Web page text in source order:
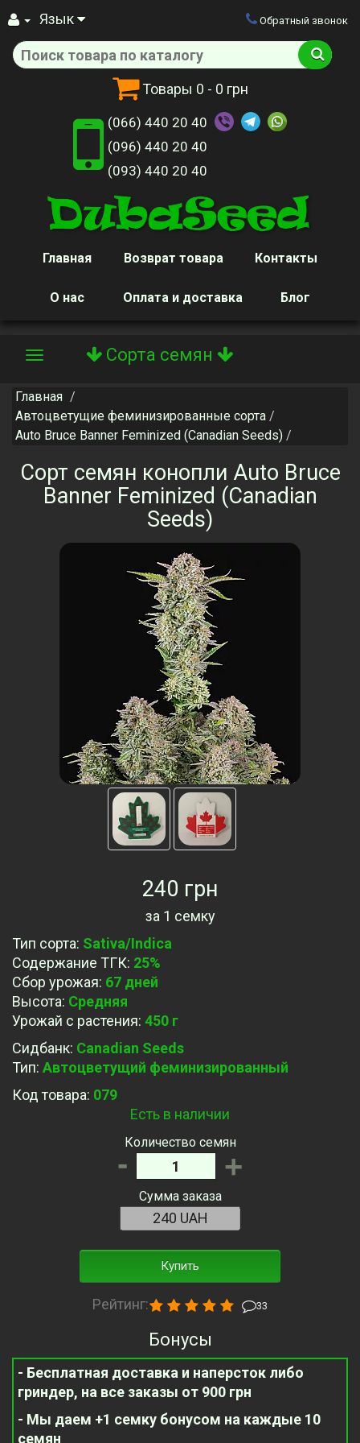
Язык
Товары 0 - 0 грн
Обратный звонок
(066) 440 20 40
(096) 440 20 40
(093) 440 20 40
Главная Возврат товара Контакты
О нас Оплата и доставка Блог
Сорта семян
Toggle
Главная
Автоцветущие феминизированные сорта
Auto Bruce Banner Feminized (Canadian Seeds)
Сорт семян конопли Auto Bruce
Banner Feminized (Canadian
Seeds)
240 грн
за 1 семку
Тип сорта: Sativa/Indica
Содержание ТГК: 25%
Сбор урожая: 67 дней
Высота: Средняя
Урожай с растения: 450 г
Сидбанк: Canadian Seeds
Тип: Автоцветущий феминизированный
Код товара: 079
Есть в наличии
Количество семян
- +
Сумма заказа
Купить
Рейтинг: 33
Бонусы
- Бесплатная доставка и наперсток либо
гриндер, на все заказы от 900 грн
- Мы даем +1 семку бонусом на каждые 10
семян